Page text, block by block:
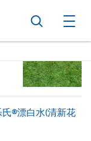
搜索
氏®漂白水(清新花